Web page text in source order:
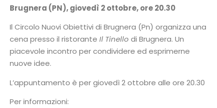
Brugnera (PN), giovedì 2 ottobre, ore 20.30
Il Circolo Nuovi Obiettivi di Brugnera (Pn) organizza una
cena presso il ristorante Il Tinello di Brugnera. Un
piacevole incontro per condividere ed esprimerne
nuove idee.
L’appuntamento è per giovedì 2 ottobre alle ore 20.30
Per informazioni: